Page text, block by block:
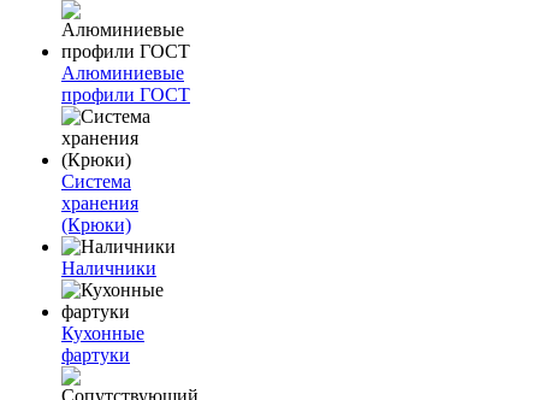
Алюминиевые
профили ГОСТ
Система
хранения
(Крюки)
Наличники
Кухонные
фартуки